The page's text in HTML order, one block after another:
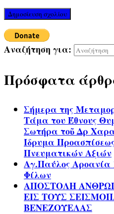
Αναζήτηση για:
Πρόσφατα
Σήμερα της
Τάμα του Έθνους
Σωτήρα τοῦ Δρ
Ίδρυμα
Πνευματικών Αξιών
Αγ.Παύλος Αροανία
Φίλων
ΑΠΟΣΤΟΛΗ
ΕΙΣ ΤΟΥΣ
ΒΕΝΕΖΟΥΕΛΑΣ